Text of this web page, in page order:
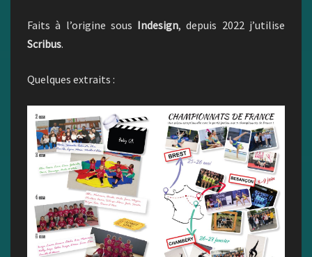
Faits à l’origine sous Indesign, depuis 2022 j’utilise
Scribus.
Quelques extraits :